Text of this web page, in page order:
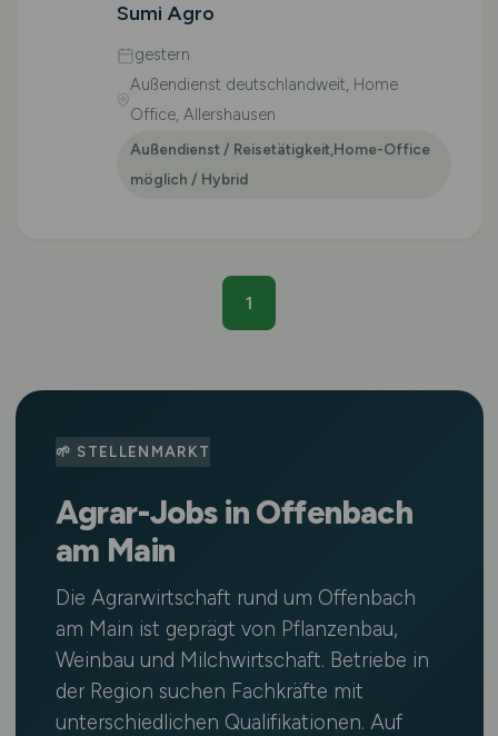
Sumi Agro
gestern
Außendienst deutschlandweit, Home
Office, Allershausen
Außendienst / Reisetätigkeit,Home-Office
möglich / Hybrid
1
🌱 STELLENMARKT
Agrar-Jobs in Offenbach
am Main
Die Agrarwirtschaft rund um Offenbach
am Main ist geprägt von Pflanzenbau,
Weinbau und Milchwirtschaft. Betriebe in
der Region suchen Fachkräfte mit
unterschiedlichen Qualifikationen. Auf